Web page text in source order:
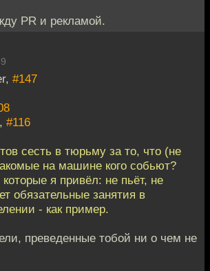
PR и рекламой.
#147
#116
сесть в тюрьму за то, что (не
на машине кого собьют?
я привёл: не пьёт, не
обязательные занятия в
- как пример.
преведенные тобой ни о чем не